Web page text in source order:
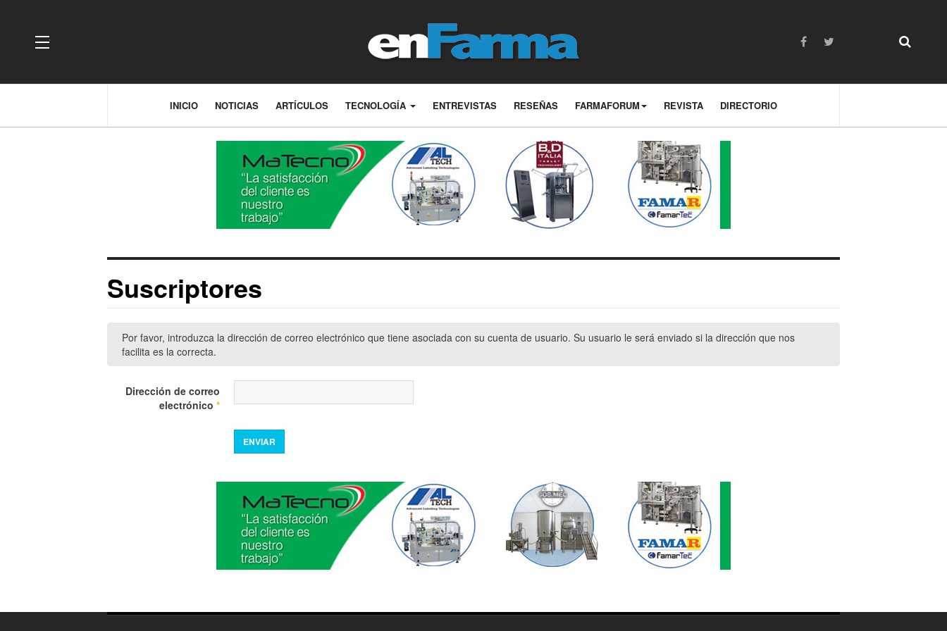
OFF CANVAS
INICIO NOTICIAS ARTÍCULOS TECNOLOGÍA ENTREVISTAS RESEÑAS FARMAFORUM REVISTA DIRECTORIO
Suscriptores
Por favor, introduzca la dirección de correo electrónico que tiene asociada con su cuenta de usuario. Su usuario le será enviado si la dirección que nos
facilita es la correcta.
Dirección de correo
electrónico *
ENVIAR